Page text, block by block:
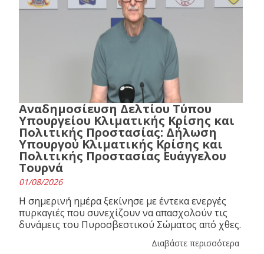
Αναδημοσίευση Δελτίου Τύπου
Υπουργείου Κλιματικής Κρίσης και
Πολιτικής Προστασίας: Δήλωση
Υπουργού Κλιματικής Κρίσης και
Πολιτικής Προστασίας Ευάγγελου
Τουρνά
01/08/2026
Η σημερινή ημέρα ξεκίνησε με έντεκα ενεργές
πυρκαγιές που συνεχίζουν να απασχολούν τις
δυνάμεις του Πυροσβεστικού Σώματος από χθες.
Διαβάστε περισσότερα